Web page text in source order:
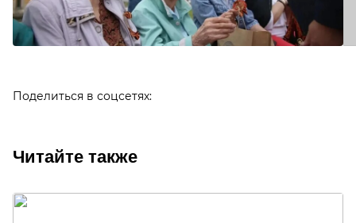
Поделиться в соцсетях:
Читайте также